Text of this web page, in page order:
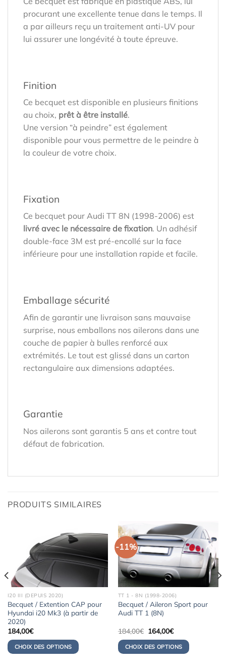
procurant une excellente tenue dans le temps. Il
a par ailleurs reçu un traitement anti-UV pour
lui assurer une longévité à toute épreuve.
Finition
Ce becquet est disponible en plusieurs finitions
au choix, prêt à être installé.
Une version “à peindre” est également
disponible pour vous permettre de le peindre à
la couleur de votre choix.
Fixation
Ce becquet pour Audi TT 8N (1998-2006) est
livré avec le nécessaire de fixation. Un adhésif
double-face 3M est pré-encollé sur la face
inférieure pour une installation rapide et facile.
Emballage sécurité
Afin de garantir une livraison sans mauvaise
surprise, nous emballons nos ailerons dans une
couche de papier à bulles renforcé aux
extrémités. Le tout est glissé dans un carton
rectangulaire aux dimensions adaptées.
Garantie
Nos ailerons sont garantis 5 ans et contre tout
défaut de fabrication.
PRODUITS SIMILAIRES
I20 III (DEPUIS 2020)
Becquet / Extention CAP pour
Hyundai i20 Mk3 (à partir de
2020)
184,00€
CHOIX DES OPTIONS
-11%
TT 1 - 8N (1998-2006)
Becquet / Aileron Sport pour
Audi TT 1 (8N)
184,00€ Le
prix
initial
était :
184,00€.
164,00€Le
actuel
est :
164,00€.
CHOIX DES OPTIONS